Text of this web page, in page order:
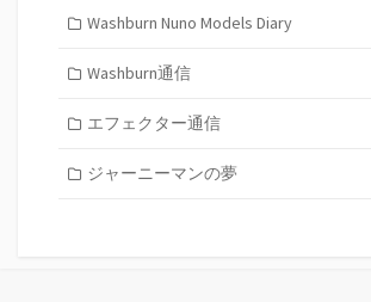
Washburn Nuno Models Diary
Washburn通信
エフェクター通信
ジャーニーマンの夢